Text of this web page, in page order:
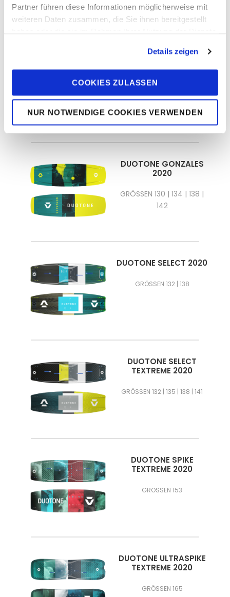
Partner führen diese Informationen möglicherweise mit
weiteren Daten zusammen, die Sie ihnen bereitgestellt
Cookies, wenn Sie unsere Webseite weiterhin nutzen.
Details zeigen
COOKIES ZULASSEN
NUR NOTWENDIGE COOKIES VERWENDEN
Kiteboards
Kiteboards
DUOTONE GONZALES
2020
GRÖSSEN 130 | 134 | 138 |
142
DUOTONE SELECT 2020
GRÖSSEN 132 | 138
DUOTONE SELECT
TEXTREME 2020
GRÖSSEN 132 | 135 | 138 | 141
DUOTONE SPIKE
TEXTREME 2020
GRÖSSEN 153
DUOTONE ULTRASPIKE
TEXTREME 2020
GRÖSSEN 165